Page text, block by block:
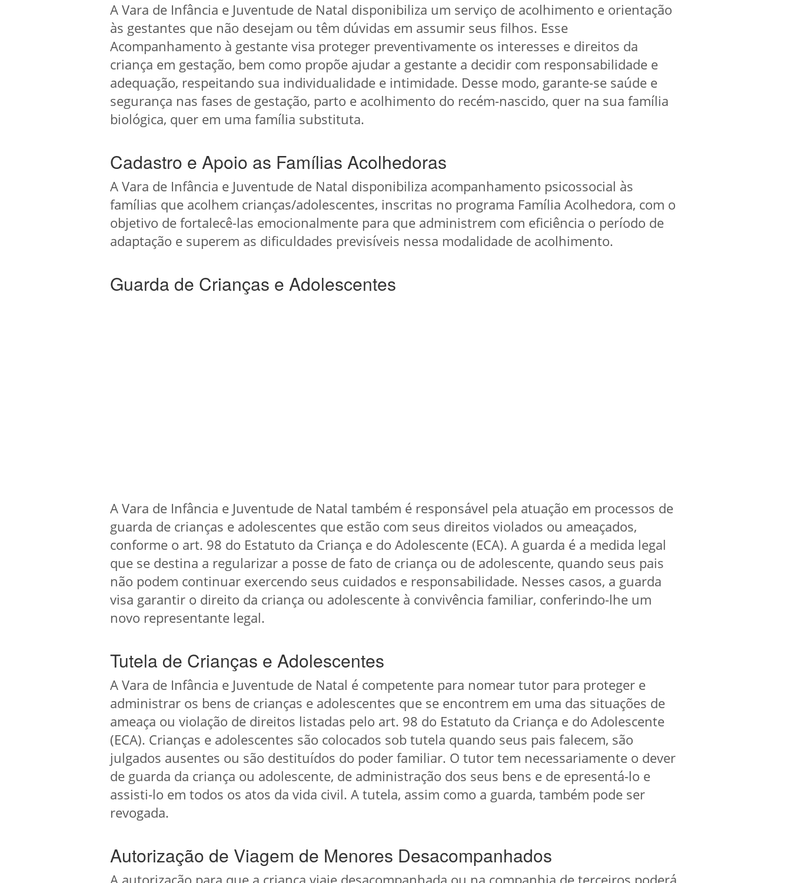
A Vara de Infância e Juventude de Natal disponibiliza um serviço de acolhimento e orientação
às gestantes que não desejam ou têm dúvidas em assumir seus filhos. Esse
Acompanhamento à gestante visa proteger preventivamente os interesses e direitos da
criança em gestação, bem como propõe ajudar a gestante a decidir com responsabilidade e
adequação, respeitando sua individualidade e intimidade. Desse modo, garante-se saúde e
segurança nas fases de gestação, parto e acolhimento do recém-nascido, quer na sua família
biológica, quer em uma família substituta.
Cadastro e Apoio as Famílias Acolhedoras
A Vara de Infância e Juventude de Natal disponibiliza acompanhamento psicossocial às
famílias que acolhem crianças/adolescentes, inscritas no programa Família Acolhedora, com o
objetivo de fortalecê-las emocionalmente para que administrem com eficiência o período de
adaptação e superem as dificuldades previsíveis nessa modalidade de acolhimento.
Guarda de Crianças e Adolescentes
A Vara de Infância e Juventude de Natal também é responsável pela atuação em processos de
guarda de crianças e adolescentes que estão com seus direitos violados ou ameaçados,
conforme o art. 98 do Estatuto da Criança e do Adolescente (ECA). A guarda é a medida legal
que se destina a regularizar a posse de fato de criança ou de adolescente, quando seus pais
não podem continuar exercendo seus cuidados e responsabilidade. Nesses casos, a guarda
visa garantir o direito da criança ou adolescente à convivência familiar, conferindo-lhe um
novo representante legal.
Tutela de Crianças e Adolescentes
A Vara de Infância e Juventude de Natal é competente para nomear tutor para proteger e
administrar os bens de crianças e adolescentes que se encontrem em uma das situações de
ameaça ou violação de direitos listadas pelo art. 98 do Estatuto da Criança e do Adolescente
(ECA). Crianças e adolescentes são colocados sob tutela quando seus pais falecem, são
julgados ausentes ou são destituídos do poder familiar. O tutor tem necessariamente o dever
de guarda da criança ou adolescente, de administração dos seus bens e de epresentá-lo e
assisti-lo em todos os atos da vida civil. A tutela, assim como a guarda, também pode ser
revogada.
Autorização de Viagem de Menores Desacompanhados